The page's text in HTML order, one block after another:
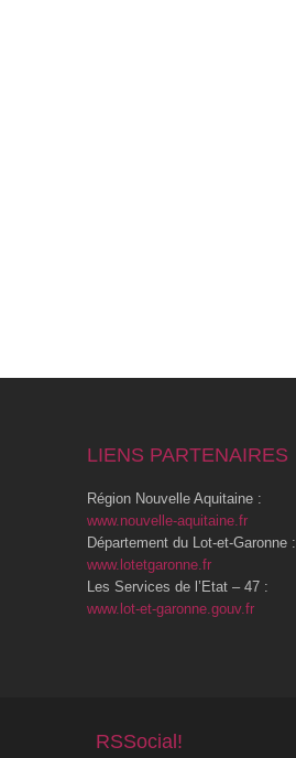
LIENS PARTENAIRES
Région Nouvelle Aquitaine :
www.nouvelle-aquitaine.fr
Département du Lot-et-Garonne :
www.lotetgaronne.fr
Les Services de l’Etat – 47 :
www.lot-et-garonne.gouv.fr
RSSocial!